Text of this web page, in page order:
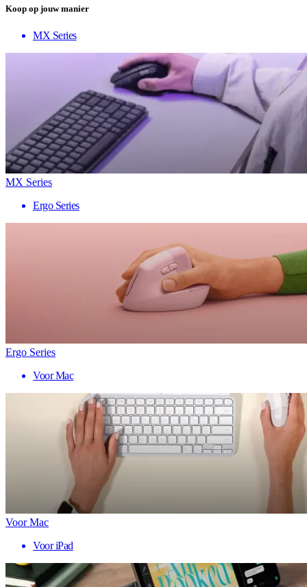
Koop op jouw manier
MX Series
MX Series
Ergo Series
Ergo Series
Voor Mac
Voor Mac
Voor iPad